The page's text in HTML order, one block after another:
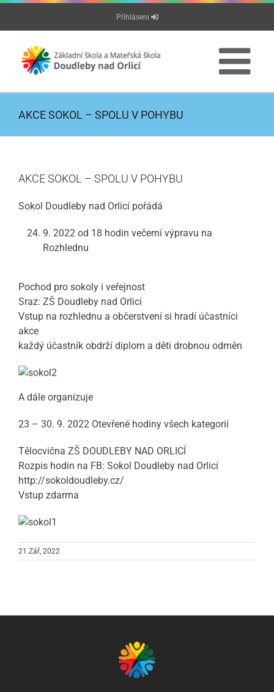
Přeskočit
Přihláseni
AKCE SOKOL – SPOLU V POHYBU
AKCE SOKOL – SPOLU V POHYBU
Sokol Doudleby nad Orlicí pořádá
9. 2022 od 18 hodin večerní výpravu na
Rozhlednu
Pochod pro sokoly i veřejnost
Sraz: ZŠ Doudleby nad Orlicí
Vstup na rozhlednu a občerstvení si hradí účastníci
akce
každý účastník obdrží diplom a děti drobnou odměn
A dále organizuje
23 – 30. 9. 2022 Otevřené hodiny všech kategorií
Tělocvična ZŠ DOUDLEBY NAD ORLICÍ
Rozpis hodin na FB: Sokol Doudleby nad Orlicí
http://sokoldoudleby.cz/
Vstup zdarma
21.Zář, 2022